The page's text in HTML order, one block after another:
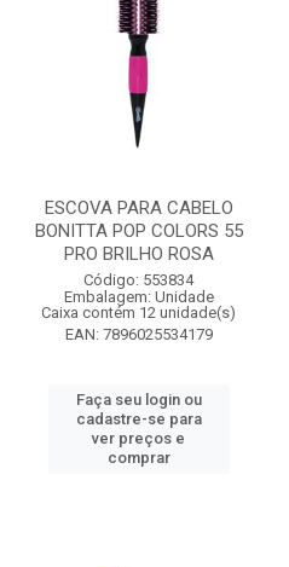
ESCOVA PARA CABELO
BONITTA POP COLORS 55
PRO BRILHO ROSA
Código: 553834
Embalagem: Unidade
Caixa contém 12 unidade(s)
EAN: 7896025534179
Faça seu login ou
cadastre-se para
ver preços e
comprar